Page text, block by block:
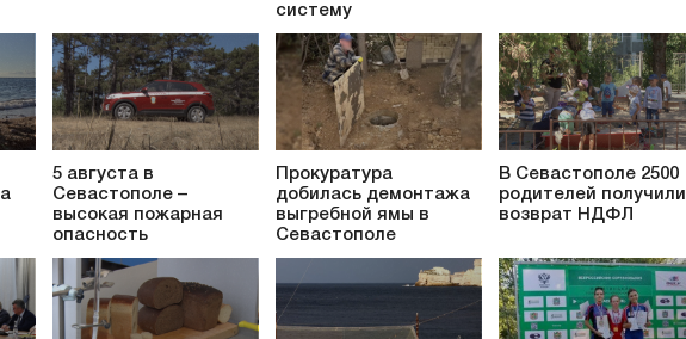
систему
5 августа в
Севастополе –
высокая пожарная
опасность
Прокуратура
добилась демонтажа
выгребной ямы в
Севастополе
В Севастополе 2500
родителей получили
возврат НДФЛ